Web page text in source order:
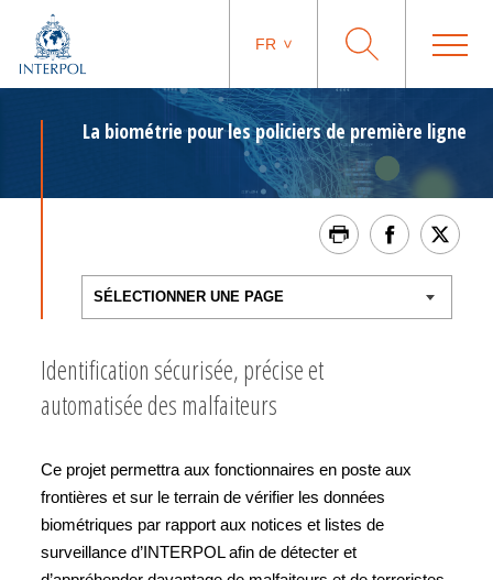
FR
La biométrie pour les policiers de première ligne
Identification sécurisée, précise et
automatisée des malfaiteurs
Ce projet permettra aux fonctionnaires en poste aux
frontières et sur le terrain de vérifier les données
biométriques par rapport aux notices et listes de
surveillance d’INTERPOL afin de détecter et